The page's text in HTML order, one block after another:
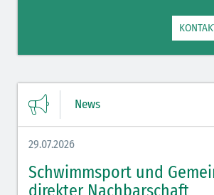
Ich habe die
elektronisch erhoben und gespeichert werden.
*Pflichtfelder
News
29.07.2026
Schwimmsport und
direkter Nachbarschaft